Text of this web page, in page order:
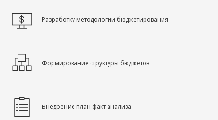
Разработку методологии бюджетирования
Формирование структуры бюджетов
Внедрение план-факт анализа